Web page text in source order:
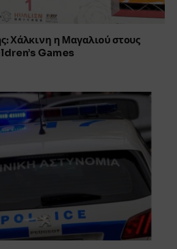
Χάλκινη η Μαγαλιού στους
Games